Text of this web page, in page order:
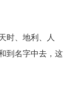
、地利、人
到名字中去，这